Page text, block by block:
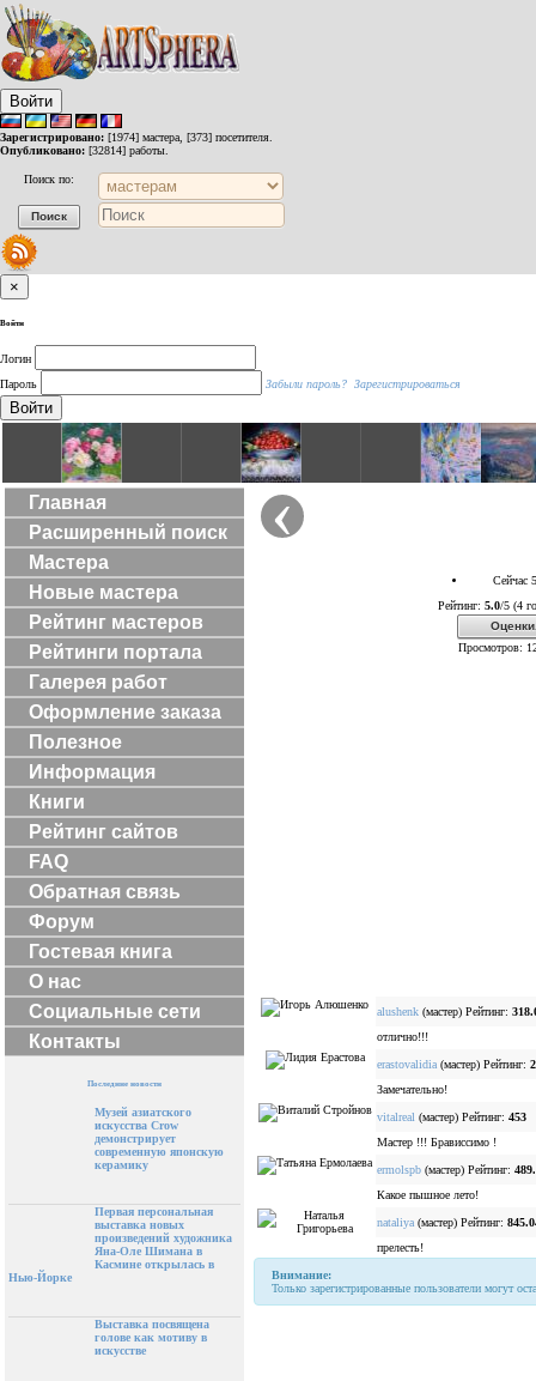
Войти
Зарегистрировано: [1974] мастера, [373] посетителя.
Опубликовано: [32814] работы.
Поиск по:
×
Войти
Логин
Пароль
Забыли пароль? Зарегистрироваться
Войти
Главная
Расширенный поиск
Мастера
Новые мастера
Рейтинг мастеров
Рейтинги портала
Галерея работ
Оформление заказа
Полезное
Информация
Книги
Рейтинг сайтов
FAQ
Обратная связь
Форум
Гостевая книга
О нас
Социальные сети
Контакты
Последние новости
Музей азиатского
искусства Crow
демонстрирует
современную японскую
керамику
Первая персональная
выставка новых
произведений художника
Яна-Оле Шимана в
Касмине открылась в
Нью-Йорке
Выставка посвящена
голове как мотиву в
искусстве
‹
Сейчас
Рейтинг: 5.0/5 (4
Просмотров:
alushenk (мастер) Рейтинг:
отлично!!!
erastovalidia (мастер) Рейтинг:
Замечательно!
vitalreal (мастер) Рейтинг: 453
Мастер !!! Брависсимо !
ermolspb (мастер) Рейтинг:
Какое пышное лето!
nataliya (мастер) Рейтинг:
прелесть!
Внимание:
Только зарегистрированные пользователи могут